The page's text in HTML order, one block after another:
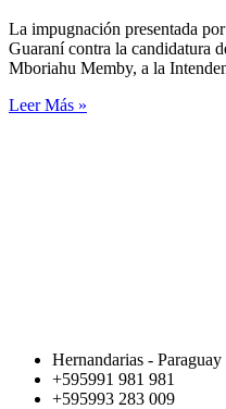
La impugnación presentada
Guaraní contra la candidatura
Mboriahu Memby, a la
Leer Más »
Hernandarias - Paraguay
+595991 981 981
+595993 283 009